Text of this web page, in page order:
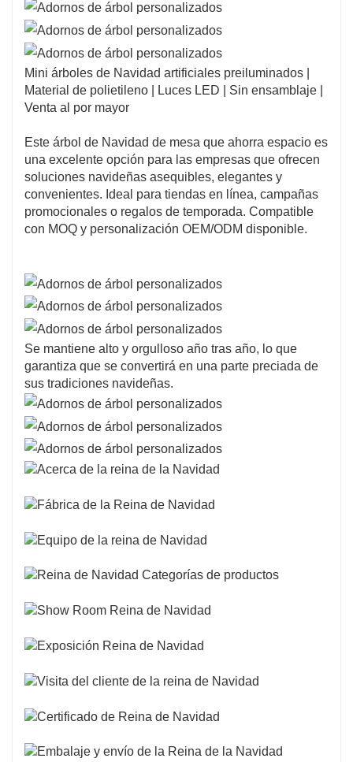
Mini árboles de Navidad artificiales preiluminados |
Material de polietileno | Luces LED | Sin ensamblaje |
Venta al por mayor
Este árbol de Navidad de mesa que ahorra espacio es
una excelente opción para las empresas que ofrecen
soluciones navideñas asequibles, elegantes y
convenientes. Ideal para tiendas en línea, campañas
promocionales o regalos de temporada. Compatible
con MOQ y personalización OEM/ODM disponible.
Se mantiene alto y orgulloso año tras año, lo que
garantiza que se convertirá en una parte preciada de
sus tradiciones navideñas.